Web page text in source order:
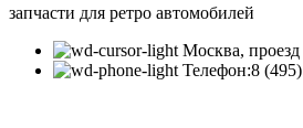
запчасти для ретро автомобилей
Москва,
Телефон:8